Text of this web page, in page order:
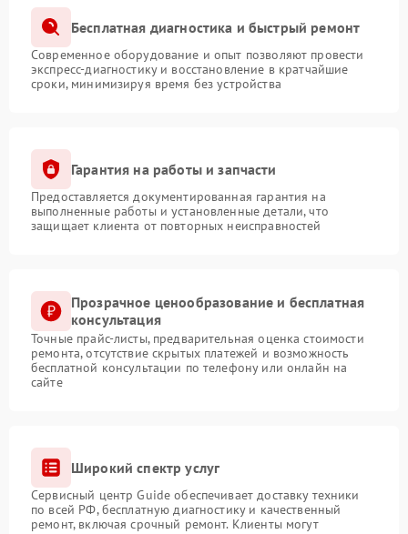
Бесплатная диагностика и быстрый ремонт
Современное оборудование и опыт позволяют провести
экспресс-диагностику и восстановление в кратчайшие
сроки, минимизируя время без устройства
Гарантия на работы и запчасти
Предоставляется документированная гарантия на
выполненные работы и установленные детали, что
защищает клиента от повторных неисправностей
Прозрачное ценообразование и бесплатная
консультация
Точные прайс-листы, предварительная оценка стоимости
ремонта, отсутствие скрытых платежей и возможность
бесплатной консультации по телефону или онлайн на
сайте
Широкий спектр услуг
Сервисный центр Guide обеспечивает доставку техники
по всей РФ, бесплатную диагностику и качественный
ремонт, включая срочный ремонт. Клиенты могут